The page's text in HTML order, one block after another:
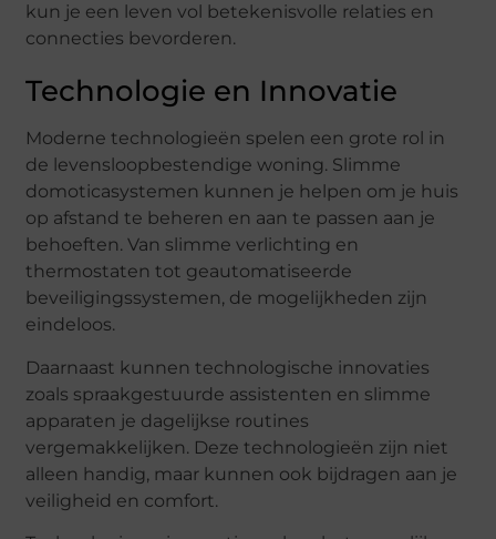
kun je een leven vol betekenisvolle relaties en
connecties bevorderen.
Technologie en Innovatie
Moderne technologieën spelen een grote rol in
de levensloopbestendige woning. Slimme
domoticasystemen kunnen je helpen om je huis
op afstand te beheren en aan te passen aan je
behoeften. Van slimme verlichting en
thermostaten tot geautomatiseerde
beveiligingssystemen, de mogelijkheden zijn
eindeloos.
Daarnaast kunnen technologische innovaties
zoals spraakgestuurde assistenten en slimme
apparaten je dagelijkse routines
vergemakkelijken. Deze technologieën zijn niet
alleen handig, maar kunnen ook bijdragen aan je
veiligheid en comfort.